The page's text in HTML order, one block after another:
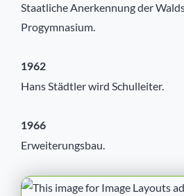
Staatliche Anerkennung der
Progymnasium.
1962
Hans Städtler wird Schulleiter.
1966
Erweiterungsbau.